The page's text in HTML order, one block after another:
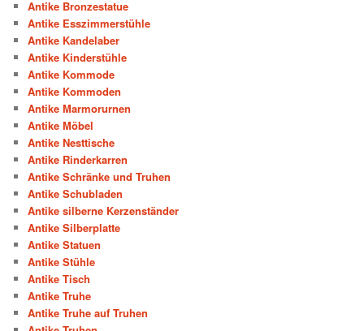
Antike Bronzestatue
Antike Esszimmerstühle
Antike Kandelaber
Antike Kinderstühle
Antike Kommode
Antike Kommoden
Antike Marmorurnen
Antike Möbel
Antike Nesttische
Antike Rinderkarren
Antike Schränke und Truhen
Antike Schubladen
Antike silberne Kerzenständer
Antike Silberplatte
Antike Statuen
Antike Stühle
Antike Tisch
Antike Truhe
Antike Truhe auf Truhen